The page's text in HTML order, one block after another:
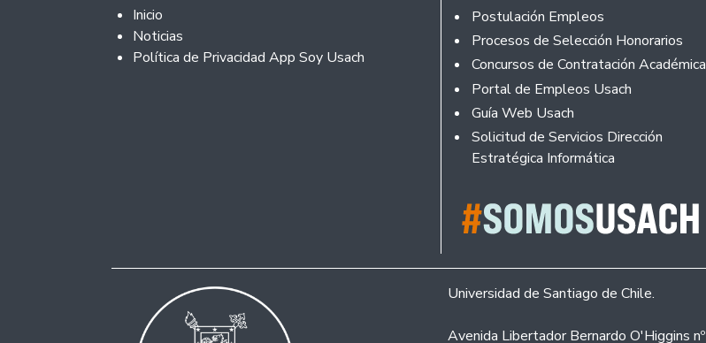
Footer 2
Inicio
Noticias
Política de Privacidad App Soy Usach
Footer
Postulación Empleos
Procesos de Selección Honorarios
Concursos de Contratación Académica
Portal de Empleos Usach
Guía Web Usach
Solicitud de Servicios Dirección
Estratégica Informática
Universidad de Santiago de Chile.
Avenida Libertador Bernardo O'Higgins nº